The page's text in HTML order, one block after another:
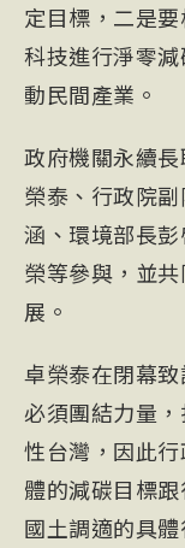
定目標，二是
科技進行淨零
動民間產業。
政府機關永續
榮泰、行政院
涵、環境部長
榮等參與，並
展。
卓榮泰在閉幕
必須團結力量
性台灣，因此
體的減碳目標
國土調適的具